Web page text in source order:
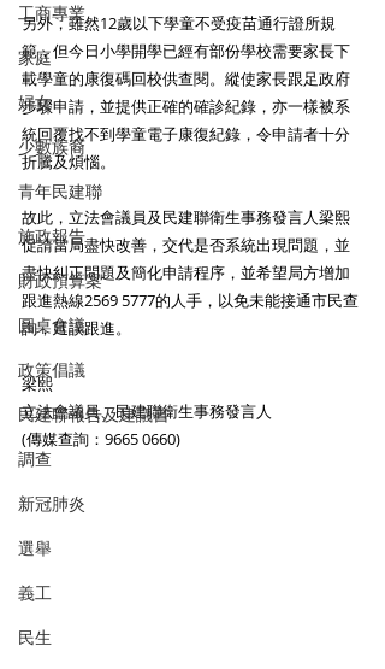
工商專業
家庭
婦女
少數族裔
青年民建聯
施政報告
財政預算案
圓桌會議
政策倡議
民建聯報告及建議書
調查
新冠肺炎
選舉
義工
民生
另外，雖然12歲以下學童不受疫苗通行證所規
範，但今日小學開學已經有部份學校需要家長下
載學童的康復碼回校供查閱。縱使家長跟足政府
步驟申請，並提供正確的確診紀錄，亦一樣被系
統回覆找不到學童電子康復紀錄，令申請者十分
折騰及煩惱。
故此，立法會議員及民建聯衛生事務發言人梁熙
促請當局盡快改善，交代是否系統出現問題，並
盡快糾正問題及簡化申請程序，並希望局方增加
跟進熱線2569 5777的人手，以免未能接通市民查
詢，延誤跟進。
梁熙
立法會議員、民建聯衛生事務發言人
(傳媒查詢：9665 0660)